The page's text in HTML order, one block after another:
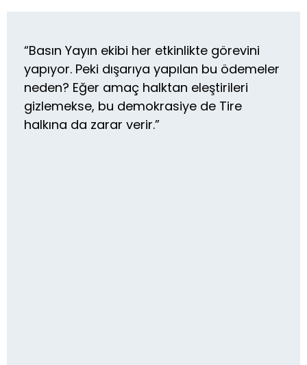
“Basın Yayın ekibi her etkinlikte görevini
yapıyor. Peki dışarıya yapılan bu ödemeler
neden? Eğer amaç halktan eleştirileri
gizlemekse, bu demokrasiye de Tire
halkına da zarar verir.”